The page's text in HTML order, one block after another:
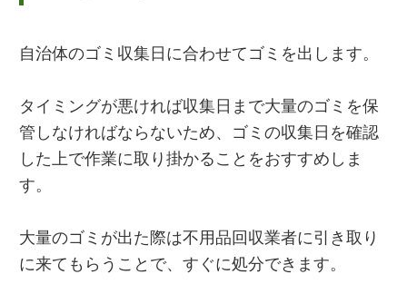
自治体のゴミ収集日に合わせてゴミを出します。
タイミングが悪ければ収集日まで大量のゴミを保
管しなければならないため、ゴミの収集日を確認
した上で作業に取り掛かることをおすすめしま
す。
大量のゴミが出た際は不用品回収業者に引き取り
に来てもらうことで、すぐに処分できます。